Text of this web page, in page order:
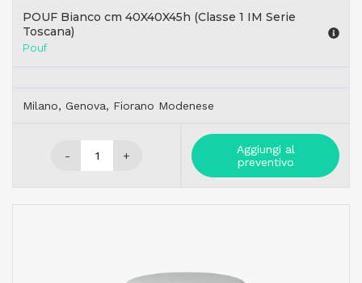
POUF Bianco cm 40X40X45h (Classe 1 IM Serie
Toscana)
Pouf
Milano, Genova, Fiorano Modenese
- +
Aggiungi al
preventivo